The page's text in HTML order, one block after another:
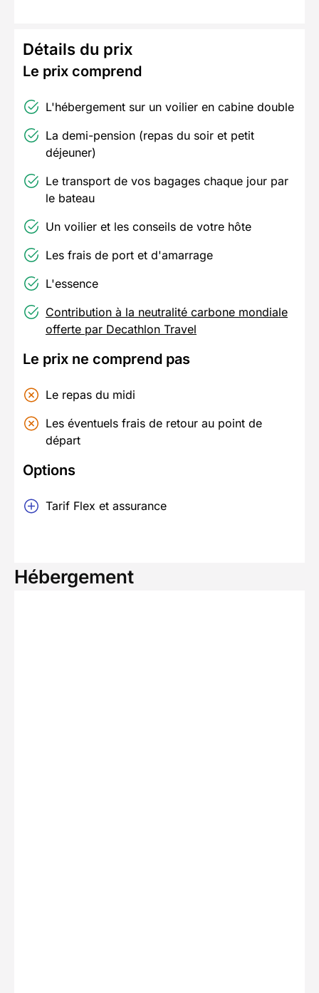
Détails du prix
Le prix comprend
L'hébergement sur un voilier en cabine double
La demi-pension (repas du soir et petit
déjeuner)
Le transport de vos bagages chaque jour par
le bateau
Un voilier et les conseils de votre hôte
Les frais de port et d'amarrage
L'essence
Contribution à la neutralité carbone mondiale
offerte par Decathlon Travel
Le prix ne comprend pas
Le repas du midi
Les éventuels frais de retour au point de
départ
Options
Tarif Flex et assurance
Hébergement